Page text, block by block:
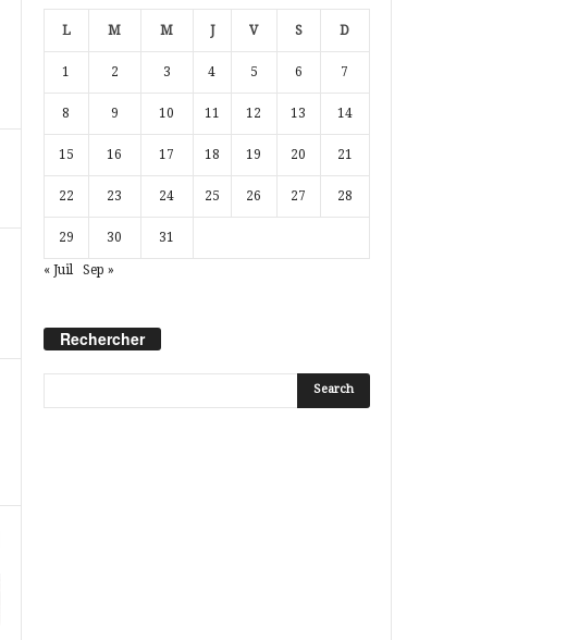
L M M J V S D
1 2 3 4 5 6 7
8 9 10 11 12 13 14
15 16 17 18 19 20 21
22 23 24 25 26 27 28
29 30 31
« Juil Sep »
Rechercher